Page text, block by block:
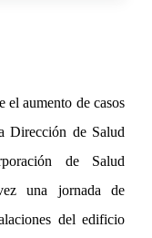
el aumento de casos
Dirección de Salud
de Salud
una jornada de
del edificio